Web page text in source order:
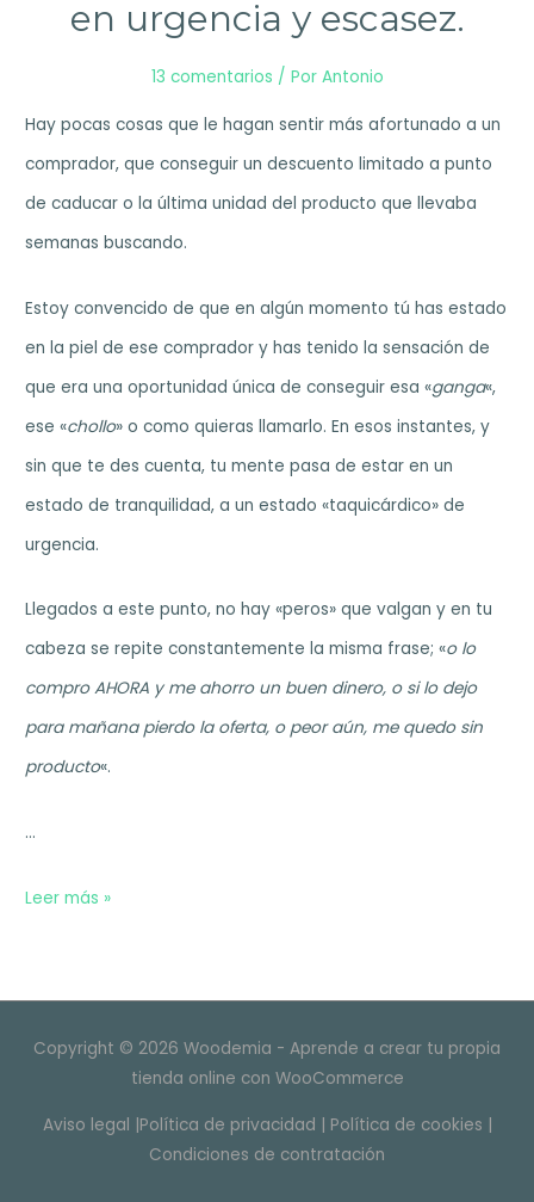
en urgencia y escasez.
13 comentarios / Por Antonio
Hay pocas cosas que le hagan sentir más afortunado a un
comprador, que conseguir un descuento limitado a punto
de caducar o la última unidad del producto que llevaba
semanas buscando.
Estoy convencido de que en algún momento tú has estado
en la piel de ese comprador y has tenido la sensación de
que era una oportunidad única de conseguir esa «ganga«,
ese «chollo» o como quieras llamarlo. En esos instantes, y
sin que te des cuenta, tu mente pasa de estar en un
estado de tranquilidad, a un estado «taquicárdico» de
urgencia.
Llegados a este punto, no hay «peros» que valgan y en tu
cabeza se repite constantemente la misma frase; «o lo
compro AHORA y me ahorro un buen dinero, o si lo dejo
para mañana pierdo la oferta, o peor aún, me quedo sin
producto«.
…
3
las
con
Leer más »
Copyright © 2026 Woodemia - Aprende a crear tu propia
tienda online con WooCommerce
Aviso legal |Política de privacidad | Política de cookies |
Condiciones de contratación